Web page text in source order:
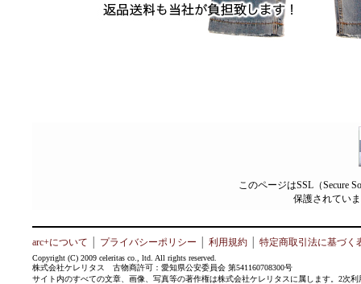
このページはSSL（Secure
保護されてい
arc+について プライバシーポリシー 利用規約 特定商取引法に基づく
Copyright (C) 2009 celeritas co., ltd. All rights reserved.
株式会社ケレリタス 古物商許可：愛知県公安委員会 第541160708300号
サイト内のすべての文章、画像、写真等の著作権は株式会社ケレリタスに属します。2次